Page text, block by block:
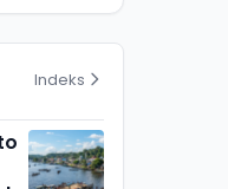
Indeks